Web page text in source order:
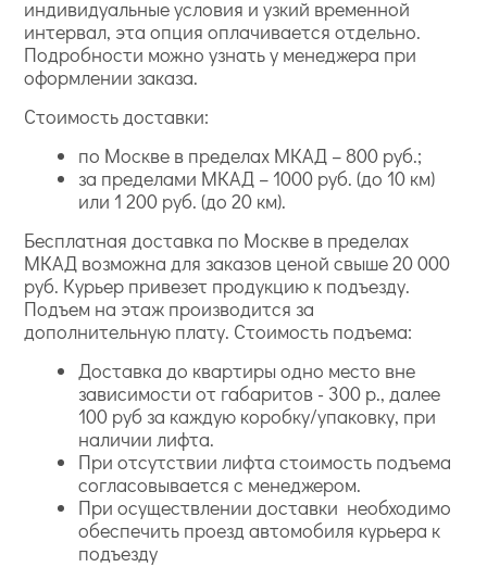
индивидуальные условия и узкий временной
интервал, эта опция оплачивается отдельно.
Подробности можно узнать у менеджера при
оформлении заказа.
Стоимость доставки:
по Москве в пределах МКАД – 800 руб.;
за пределами МКАД – 1000 руб. (до 10 км)
или 1 200 руб. (до 20 км).
Бесплатная доставка по Москве в пределах
МКАД возможна для заказов ценой свыше 20 000
руб. Курьер привезет продукцию к подъезду.
Подъем на этаж производится за
дополнительную плату. Стоимость подъема:
Доставка до квартиры одно место вне
зависимости от габаритов - 300 р., далее
100 руб за каждую коробку/упаковку, при
наличии лифта.
При отсутствии лифта стоимость подъема
согласовывается с менеджером.
При осуществлении доставки необходимо
обеспечить проезд автомобиля курьера к
подъезду